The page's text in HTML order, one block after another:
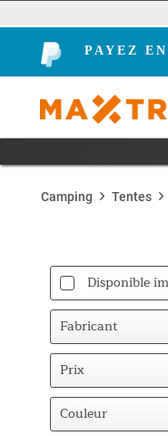
PAYEZ
Camping Tentes
Fabricant
Prix
de54,95 €à
Couleur